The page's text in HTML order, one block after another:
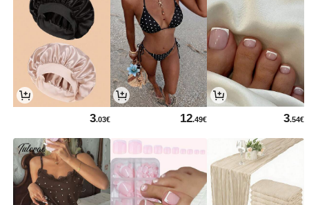
3.54€
12.49€
3.03€